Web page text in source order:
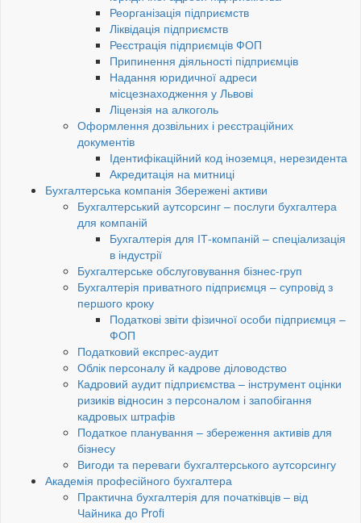
Реорганізація підприємств
Ліквідація підприємств
Реєстрація підприємців ФОП
Припинення діяльності підприємців
Надання юридичної адреси
місцезнаходження у Львові
Ліцензія на алкоголь
Оформлення дозвільних і реєстраційних
документів
Ідентифікаційний код іноземця, нерезидента
Акредитація на митниці
Бухгалтерська компанія Збережені активи
Бухгалтерський аутсорсинг – послуги бухгалтера
для компаній
Бухгалтерія для ІТ-компаній – спеціализація
в індустрії
Бухгалтерське обслуговування бізнес-груп
Бухгалтерія приватного підприємця – супровід з
першого кроку
Податкові звіти фізичної особи підприємця –
ФОП
Податковий експрес-аудит
Облік персоналу й кадрове діловодство
Кадровий аудит підприємства – інструмент оцінки
ризиків відносин з персоналом і запобігання
кадровых штрафів
Податкое планування – збереження активів для
бізнесу
Вигоди та переваги бухгалтерського аутсорсингу
Академія професійного бухгалтера
Практична бухгалтерія для початківців – від
Чайника до Profi